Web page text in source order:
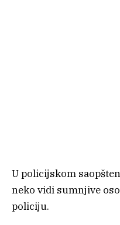
U policijskom
neko vidi sumnjive
policiju.